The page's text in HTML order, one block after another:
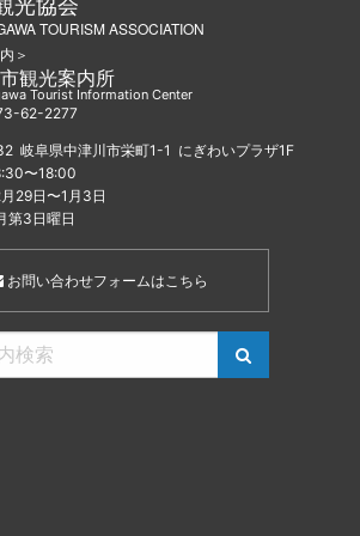
TOURISM ASSOCIATION
＞
観光案内所
Tourist Information Center
62-2277
岐阜県中津川市栄町1-1 にぎわいプラザ1F
〜18:00
29日〜1月3日
日曜日
お問い合わせフォームはこちら